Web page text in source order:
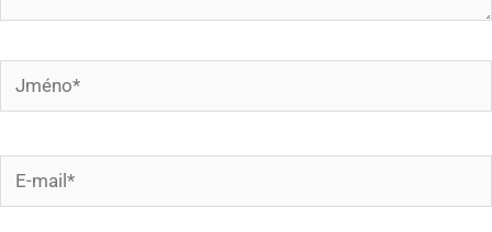
Jméno*
mail*